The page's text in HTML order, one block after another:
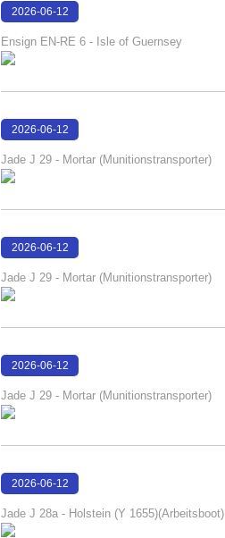
2026-06-12
Ensign EN-RE 6 - Isle of Guernsey
2026-06-12
Jade J 29 - Mortar (Munitionstransporter)
2026-06-12
Jade J 29 - Mortar (Munitionstransporter)
2026-06-12
Jade J 29 - Mortar (Munitionstransporter)
2026-06-12
Jade J 28a - Holstein (Y 1655)(Arbeitsboot)